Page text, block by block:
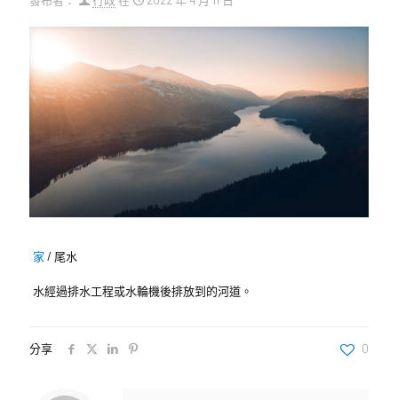
家 / 尾水
水經過排水工程或水輪機後排放到的河道。
分享 0